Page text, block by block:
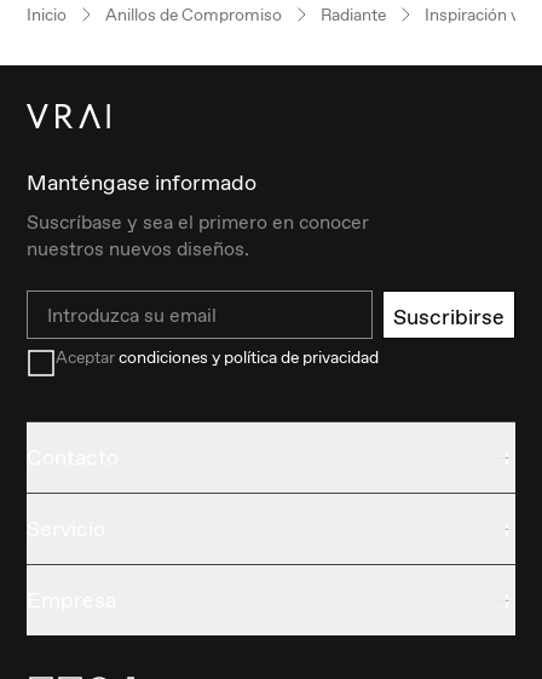
Inicio Anillos de Compromiso Radiante Inspiración
Manténgase informado
Suscríbase y sea el primero en conocer
nuestros nuevos diseños.
Email Suscribirse
Aceptarcondiciones y política de privacidad